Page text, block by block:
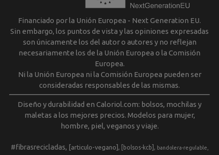
Financiado por la Unión Europea - Next Generation EU.
Sin embargo, los puntos de vista y las opiniones expresadas
son únicamente los del autor o autores y no reflejan
necesariamente los de la Unión Europea o la Comisión
Europea.
Ni la Unión Europea ni la Comisión Europea pueden ser
consideradas responsables de las mismas.
Diseño y durabilidad en Caloriol.com: bolsos, mochilas y
maletas a los mejores precios. Modelos para mujer,
hombre, piel, veganos y viaje.
#fibrasrecicladas [articulo-vegano] [bolsos-kcb] bandolera-regulable